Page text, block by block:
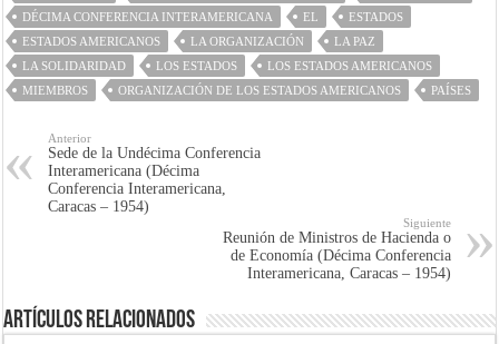
DÉCIMA CONFERENCIA INTERAMERICANA
EL
ESTADOS
ESTADOS AMERICANOS
LA ORGANIZACIÓN
LA PAZ
LA SOLIDARIDAD
LOS ESTADOS
LOS ESTADOS AMERICANOS
MIEMBROS
ORGANIZACIÓN DE LOS ESTADOS AMERICANOS PAÍSES
Anterior
Sede de la Undécima Conferencia
Interamericana (Décima
Conferencia Interamericana,
Caracas – 1954)
Siguiente
Reunión de Ministros de Hacienda o
de Economía (Décima Conferencia
Interamericana, Caracas – 1954)
Artículos Relacionados